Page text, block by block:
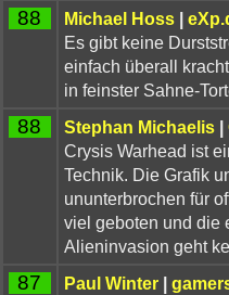
88 Michael Hoss|
Es gibt keine
einfach überall
in feinster Sahne-
88 Stephan Michaelis|
Crysis Warhead ist
Technik. Die Grafik
ununterbrochen für
viel geboten und die
Alieninvasion geht
87 Paul Winter|